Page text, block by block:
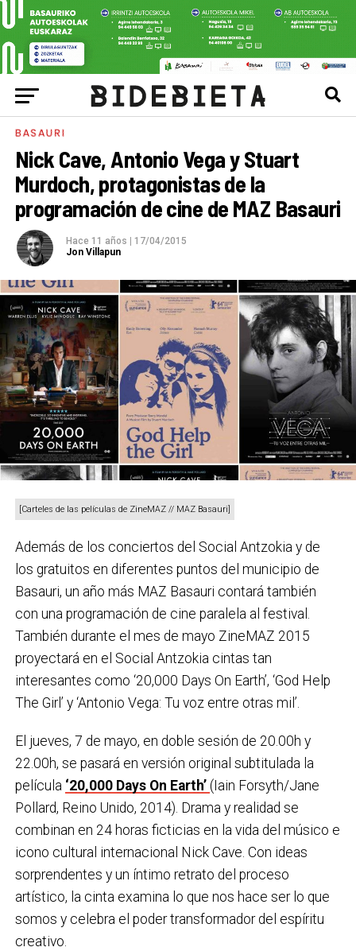
BASAURI
Nick Cave, Antonio Vega y Stuart
Murdoch, protagonistas de la
programación de cine de MAZ Basauri
Hace 11 años
17/04/2015
Jon Villapun
[Carteles de las películas de ZineMAZ // MAZ Basauri]
Además de los conciertos del Social Antzokia y de
los gratuitos en diferentes puntos del municipio de
Basauri, un año más MAZ Basauri contará también
con una programación de cine paralela al festival.
También durante el mes de mayo ZineMAZ 2015
proyectará en el Social Antzokia cintas tan
interesantes como ‘20,000 Days On Earth’, ‘God Help
The Girl’ y ‘Antonio Vega: Tu voz entre otras mil’.
El jueves, 7 de mayo, en doble sesión de 20.00h y
22.00h, se pasará en versión original subtitulada la
película ‘20,000 Days On Earth’ (Iain Forsyth/Jane
Pollard, Reino Unido, 2014). Drama y realidad se
combinan en 24 horas ficticias en la vida del músico e
icono cultural internacional Nick Cave. Con ideas
sorprendentes y un íntimo retrato del proceso
artístico, la cinta examina lo que nos hace ser lo que
somos y celebra el poder transformador del espíritu
creativo.